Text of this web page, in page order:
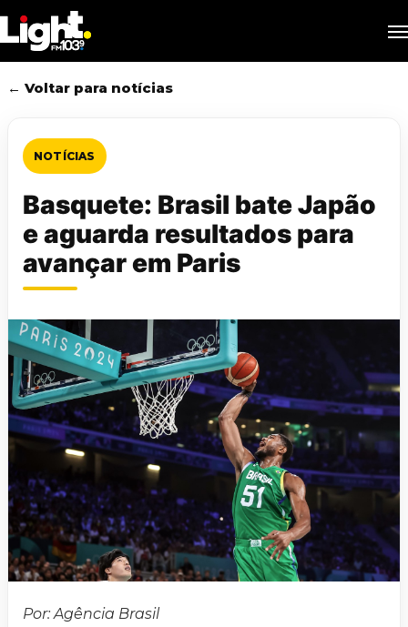
to
main
content
← Voltar para notícias
NOTÍCIAS
Basquete: Brasil bate Japão
e aguarda resultados para
avançar em Paris
Por: Agência Brasil